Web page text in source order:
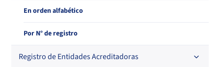
En orden alfabético
Por N° de registro
Registro de Entidades Acreditadoras